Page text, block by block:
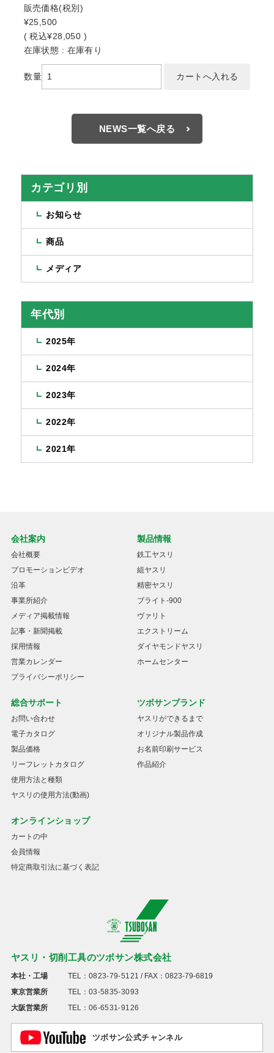
販売価格(税別)
¥25,500
(税込¥28,050 )
在庫状態 : 在庫有り
数量
NEWS一覧へ戻る
カテゴリ別
お知らせ
商品
メディア
年代別
2025年
2024年
2023年
2022年
2021年
ヤスリ・切削工具のツボサン株式会社
本社・工場 TEL： 0823-79-5121 / FAX：0823-79-6819
東京営業所
TEL： 03-5835-3093
大阪営業所
TEL： 06-6531-9126
ツボサン公式チャンネル
会社案内
会社概要
プロモーションビデオ
沿革
事業所紹介
メディア掲載情報
記事・新聞掲載
採用情報
営業カレンダー
プライバシーポリシー
製品情報
鉄工ヤスリ
組ヤスリ
精密ヤスリ
ブライト-900
ヴァリト
エクストリーム
ダイヤモンドヤスリ
ホームセンター
総合サポート
お問い合わせ
電子カタログ
製品価格
リーフレットカタログ
使用方法と種類
ヤスリの使用方法(動画)
ツボサンブランド
ヤスリができるまで
オリジナル製品作成
お名前印刷サービス
作品紹介
オンラインショップ
カートの中
会員情報
特定商取引法に基づく表記